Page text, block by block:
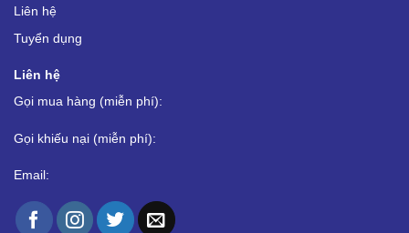
Liên hệ
Tuyển dụng
Liên hệ
Gọi mua hàng (miễn phí):
Gọi khiếu nại (miễn phí):
Email: